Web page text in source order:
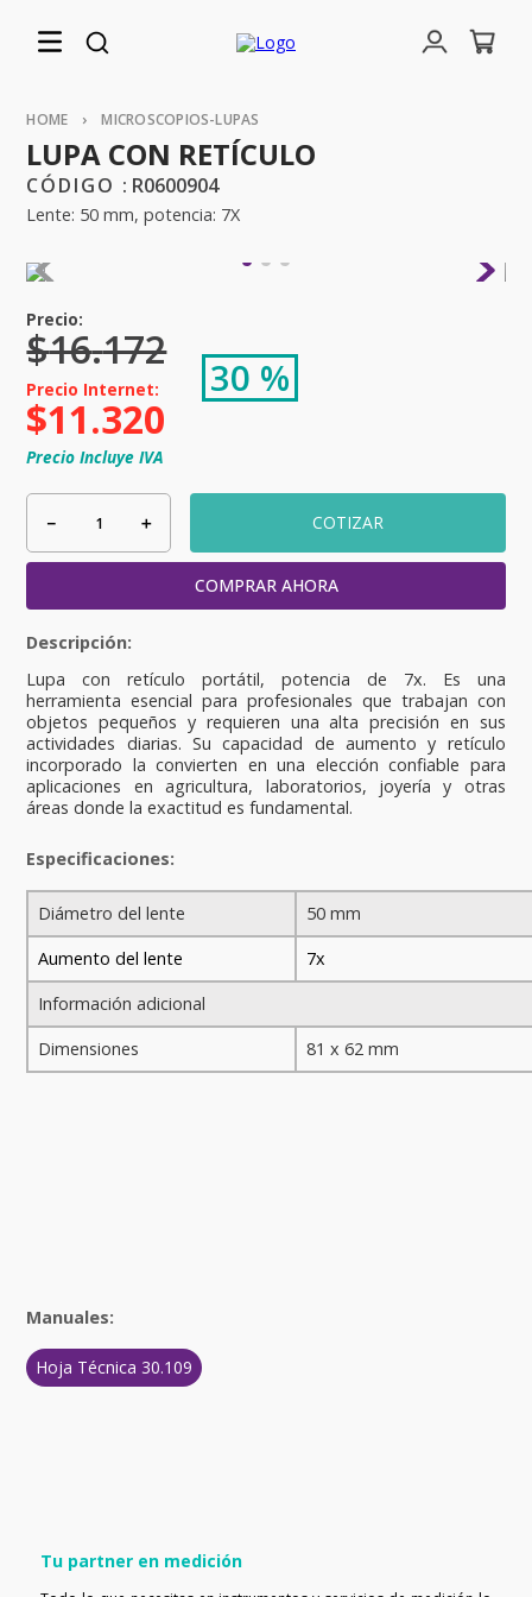
MICROSCOPIOS-LUPAS
LUPA CON RETÍCULO
: R0600904
Lente: 50 mm, potencia: 7X
$16.172
30 %
$11.320
Precio Incluye IVA
＋
－ COTIZAR
COMPRAR AHORA
Lupa con retículo portátil, potencia de 7x. Es una
herramienta esencial para profesionales que trabajan con
objetos pequeños y requieren una alta precisión en sus
actividades diarias. Su capacidad de aumento y retículo
incorporado la convierten en una elección confiable para
aplicaciones en agricultura, laboratorios, joyería y otras
áreas donde la exactitud es fundamental.
Especificaciones:
Diámetro del lente
50 mm
Aumento del lente
7x
Información adicional
Dimensiones
81 x 62 mm
Manuales:
Hoja Técnica 30.109
Tu partner en medición